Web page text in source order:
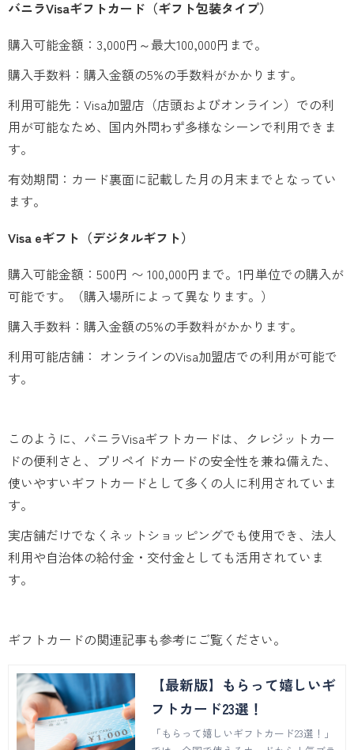
バニラVisaギフトカード（ギフト包装タイプ）
購入可能金額：3,000円～最大100,000円まで。
購入手数料：購入金額の5%の手数料がかかります。
利用可能先：Visa加盟店（店頭およびオンライン）での利
用が可能なため、国内外問わず多様なシーンで利用できま
す。
有効期間：カード裏面に記載した月の月末までとなってい
ます。
Visa eギフト（デジタルギフト）
購入可能金額：500円 〜 100,000円まで。1円単位での購入が
可能です。（購入場所によって異なります。）
購入手数料：購入金額の5%の手数料がかかります。
利用可能店舗： オンラインのVisa加盟店での利用が可能で
す。
このように、バニラVisaギフトカードは、クレジットカー
ドの便利さと、プリペイドカードの安全性を兼ね備えた、
使いやすいギフトカードとして多くの人に利用されていま
す。
実店舗だけでなくネットショッピングでも使用でき、法人
利用や自治体の給付金・交付金としても活用されていま
す。
ギフトカードの関連記事も参考にご覧ください。
【最新版】もらって嬉しいギ
フトカード23選！
「もらって嬉しいギフトカード23選！」